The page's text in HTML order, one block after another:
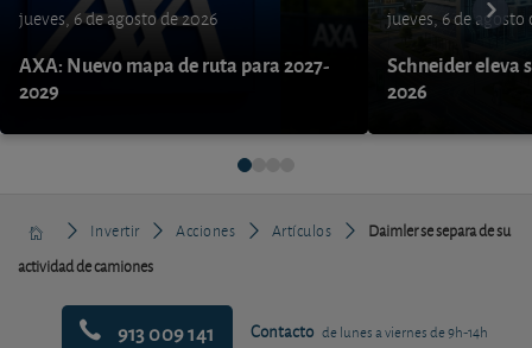
jueves, 6 de agosto de 2026
AXA: Nuevo mapa de ruta para 2027-
2029
jueves, 6 de agosto
Schneider eleva
2026
Invertir Acciones Artículos
Daimler se separa de su
actividad de camiones
913 009 141 Contacto de lunes a viernes de 9h-14h